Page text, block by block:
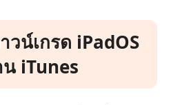
น์เกรด iPadOS
น iTunes